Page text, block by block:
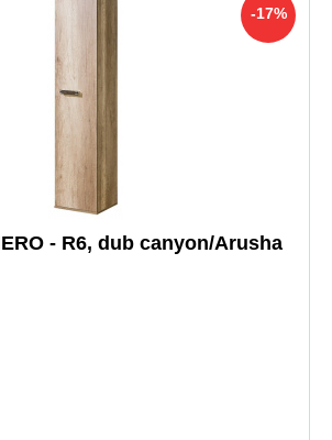
-17%
- R6, dub canyon/Arusha